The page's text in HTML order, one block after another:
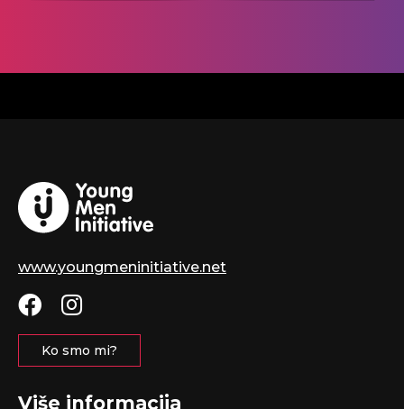
www.youngmeninitiative.net
Ko smo mi?
Više informacija